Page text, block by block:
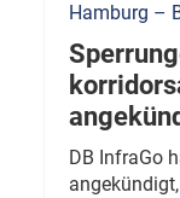
Hamburg –
DB InfraGo